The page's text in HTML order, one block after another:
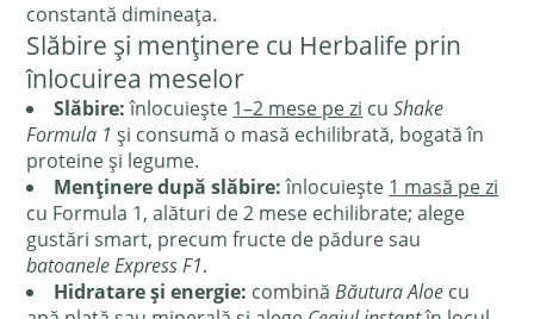
constantă dimineața.
Slăbire și menținere cu Herbalife prin
înlocuirea meselor
Slăbire:înlocuiește 1–2 mese pe zi cuShake
Formula 1 și consumă o masă echilibrată, bogată în
proteine și legume.
Menținere după slăbire:înlocuiește 1 masă pe zi
cu Formula 1, alături de 2 mese echilibrate; alege
gustări smart, precum fructe de pădure sau
batoanele Express F1.
Hidratare și energie: combinăBăutura Aloe cu